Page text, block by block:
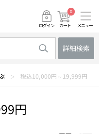
ログイン カート
0
メニュー
詳細検索
＞ 税込10,000円～19,999円
円